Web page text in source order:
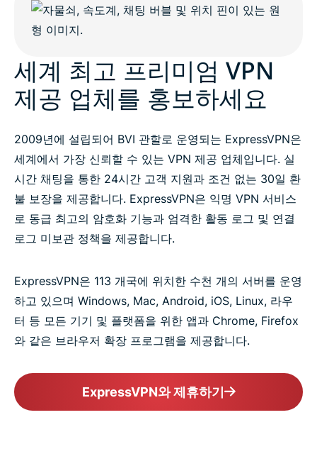
세계 최고 프리미엄 VPN
제공 업체를 홍보하세요
2009년에 설립되어 BVI 관할로 운영되는 ExpressVPN은
세계에서 가장 신뢰할 수 있는 VPN 제공 업체입니다. 실
시간 채팅을 통한 24시간 고객 지원과 조건 없는 30일 환
불 보장을 제공합니다. ExpressVPN은 익명 VPN 서비스
로 동급 최고의 암호화 기능과 엄격한 활동 로그 및 연결
로그 미보관 정책을 제공합니다.
ExpressVPN은 113 개국에 위치한 수천 개의 서버를 운영
하고 있으며 Windows, Mac, Android, iOS, Linux, 라우
터 등 모든 기기 및 플랫폼을 위한 앱과 Chrome, Firefox
와 같은 브라우저 확장 프로그램을 제공합니다.
ExpressVPN와 제휴하기